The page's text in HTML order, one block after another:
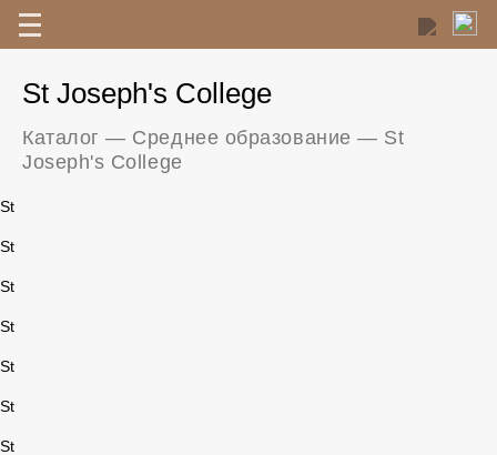
St Joseph's College
Каталог — Среднее образование — St
Joseph's College